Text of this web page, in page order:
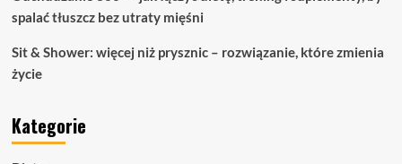
spalać tłuszcz bez utraty mięśni
Sit & Shower: więcej niż prysznic – rozwiązanie, które zmienia
życie
Kategorie